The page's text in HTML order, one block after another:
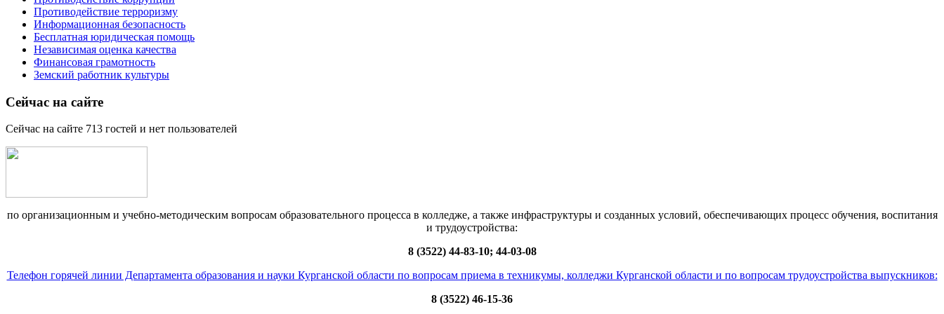
Противодействие терроризму
Информационная безопасность
Бесплатная юридическая помощь
Независимая оценка качества
Финансовая грамотность
Земский работник культуры
Сейчас на сайте
Сейчас на сайте 713 гостей и нет пользователей
по организационным и учебно-методическим вопросам образовательного процесса в колледже, а также инфраструктуры и созданных условий, обеспечивающих процесс обучения, воспитания
и трудоустройства:
8 (3522) 44-83-10; 44-03-08
Телефон горячей линии Департамента образования и науки Курганской области по вопросам приема в техникумы, колледжи Курганской области и по вопросам трудоустройства выпускников:
8 (3522) 46-15-36